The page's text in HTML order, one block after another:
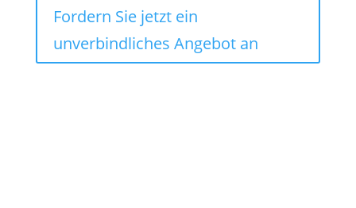
Fordern Sie jetzt ein
unverbindliches Angebot an